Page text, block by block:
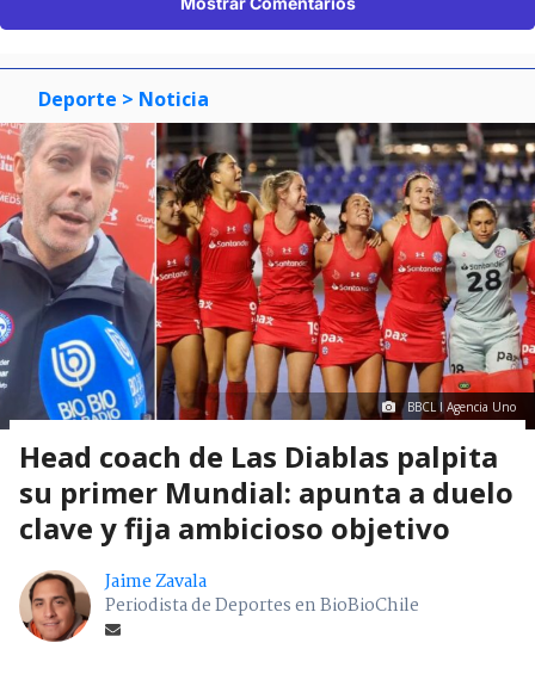
Deporte > Noticia
BBCL I Agencia Uno
Head coach de Las Diablas palpita
su primer Mundial: apunta a duelo
clave y fija ambicioso objetivo
Jaime Zavala
Periodista de Deportes en BioBioChile